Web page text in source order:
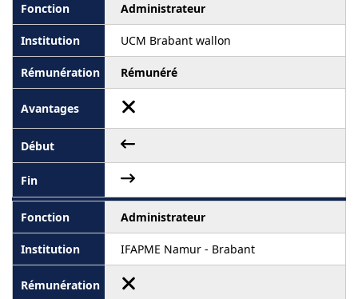
Administrateur
UCM Brabant wallon
Rémunéré
Administrateur
IFAPME Namur - Brabant